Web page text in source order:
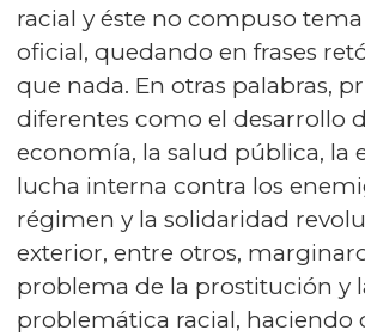
racial y éste no compuso
oficial, quedando en frases
que nada. En otras palabras,
diferentes como el desarrollo
economía, la salud pública, la
lucha interna contra los
régimen y la solidaridad
exterior, entre otros,
problema de la prostitución y
problemática racial, haciendo